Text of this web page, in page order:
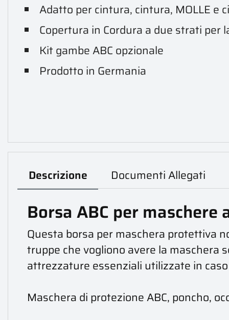
Adatto per cintura, cintura, MOLLE e
Copertura in Cordura a due strati per
Kit gambe ABC opzionale
Prodotto in Germania
Descrizione Documenti Allegati
Borsa ABC per maschere
Questa borsa per maschera protettiva
truppe che vogliono avere la maschera
attrezzature essenziali utilizzate in
Maschera di protezione ABC, poncho,